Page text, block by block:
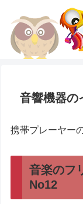
音響機器の
携帯プレーヤー
音楽のフ
No12